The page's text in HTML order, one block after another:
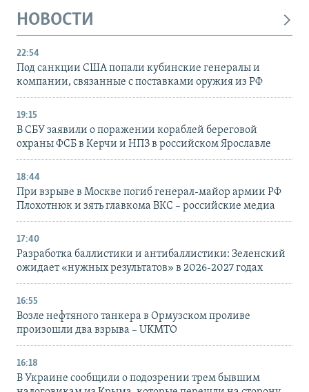
НОВОСТИ
22:54
Под санкции США попали кубинские генералы и
компании, связанные с поставками оружия из РФ
19:15
В СБУ заявили о поражении кораблей береговой
охраны ФСБ в Керчи и НПЗ в российском Ярославле
18:44
При взрыве в Москве погиб генерал-майор армии РФ
Плохотнюк и зять главкома ВКС – российские медиа
17:40
Разработка баллистики и антибаллистики: Зеленский
ожидает «нужных результатов» в 2026-2027 годах
16:55
Возле нефтяного танкера в Ормузском проливе
произошли два взрыва – UKMTO
16:18
В Украине сообщили о подозрении трем бывшим